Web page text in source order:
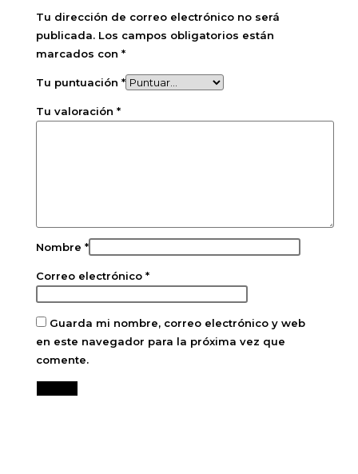
Tu dirección de correo electrónico no será
publicada. Los campos obligatorios están
marcados con *
Tu puntuación *
Tu valoración *
Nombre *
Correo electrónico *
Guarda mi nombre, correo electrónico y web
en este navegador para la próxima vez que
comente.